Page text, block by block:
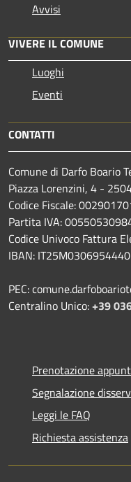
Avvisi
VIVERE IL COMUNE
Luoghi
Eventi
CONTATTI
Comune di Darfo Boario
Piazza Lorenzini, 4 -
Codice Fiscale:
Partita IVA:
Codice Univoco Fattura
IBAN:
PEC:
Centralino Unico:+39
Prenotazione
Segnalazione
Leggi le FAQ
Richiesta assistenza